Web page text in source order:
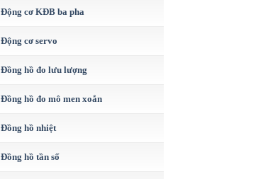
Động cơ KĐB ba pha
Động cơ servo
Đồng hồ đo lưu lượng
Đồng hồ đo mô men xoắn
Đồng hồ nhiệt
Đồng hồ tần số